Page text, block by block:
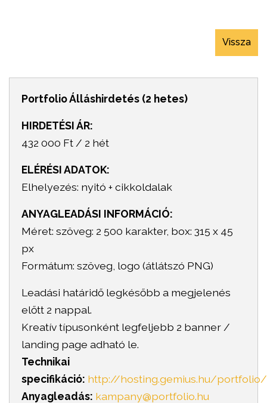
Vissza
Portfolio Álláshirdetés (2 hetes)
HIRDETÉSI ÁR:
432 000 Ft / 2 hét
ELÉRÉSI ADATOK:
Elhelyezés: nyitó + cikkoldalak
ANYAGLEADÁSI INFORMÁCIÓ:
Méret: szöveg: 2 500 karakter, box: 315 x 45
px
Formátum: szöveg, logo (átlátszó PNG)
Leadási határidő legkésőbb a megjelenés
előtt 2 nappal.
Kreatív típusonként legfeljebb 2 banner /
landing page adható le.
Technikai
specifikáció: http://hosting.gemius.hu/
Anyagleadás: kampany@portfolio.hu